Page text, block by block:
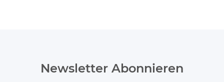
Newsletter Abonnieren